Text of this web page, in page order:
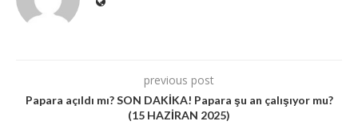
previous post
Papara açıldı mı? SON DAKİKA! Papara şu an çalışıyor mu?
(15 HAZİRAN 2025)